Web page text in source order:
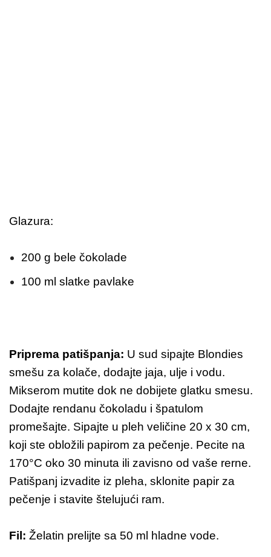
Glazura:
200 g bele čokolade
100 ml slatke pavlake
Priprema patišpanja: U sud sipajte Blondies
smešu za kolače, dodajte jaja, ulje i vodu.
Mikserom mutite dok ne dobijete glatku smesu.
Dodajte rendanu čokoladu i špatulom
promešajte. Sipajte u pleh veličine 20 x 30 cm,
koji ste obložili papirom za pečenje. Pecite na
170°C oko 30 minuta ili zavisno od vaše rerne.
Patišpanj izvadite iz pleha, sklonite papir za
pečenje i stavite štelujući ram.
Fil: Želatin prelijte sa 50 ml hladne vode.